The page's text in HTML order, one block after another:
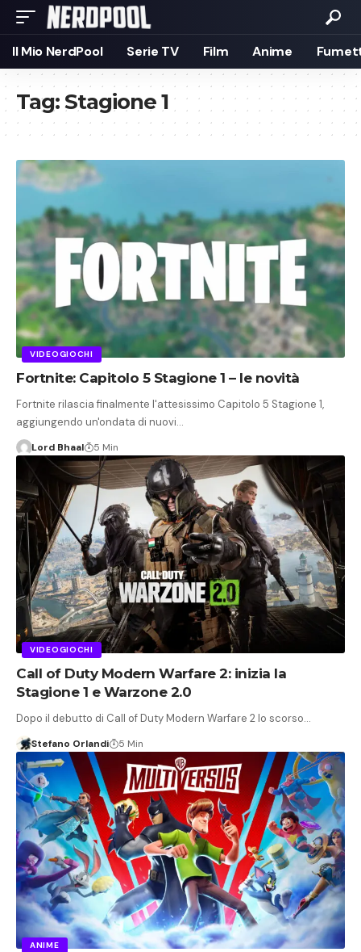
Il Mio NerdPool Serie TV Film Anime
Tag:Stagione 1
VIDEOGIOCHI
Fortnite: Capitolo 5 Stagione 1 – le novità
Fortnite rilascia finalmente l'attesissimo Capitolo 5 Stagione 1,
aggiungendo un'ondata di nuovi…
Lord Bhaal 5 Min
VIDEOGIOCHI
Call of Duty Modern Warfare 2: inizia la
Stagione 1 e Warzone 2.0
Dopo il debutto di Call of Duty Modern Warfare 2 lo scorso…
Stefano Orlandi 5 Min
ANIME